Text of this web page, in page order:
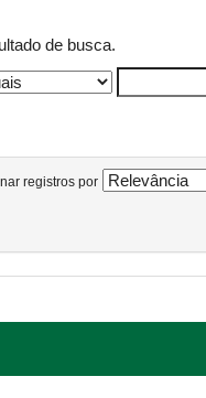
de busca.
registros por